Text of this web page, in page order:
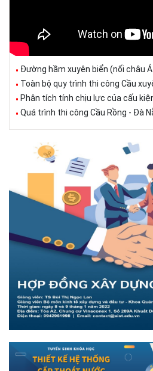
Đường hầm xuyên biển (nối châu
Toàn bộ quy trình thi công Cầu
Phân tích tính chịu lực của cấu
Quá trình thi công Cầu Rồng - Đà